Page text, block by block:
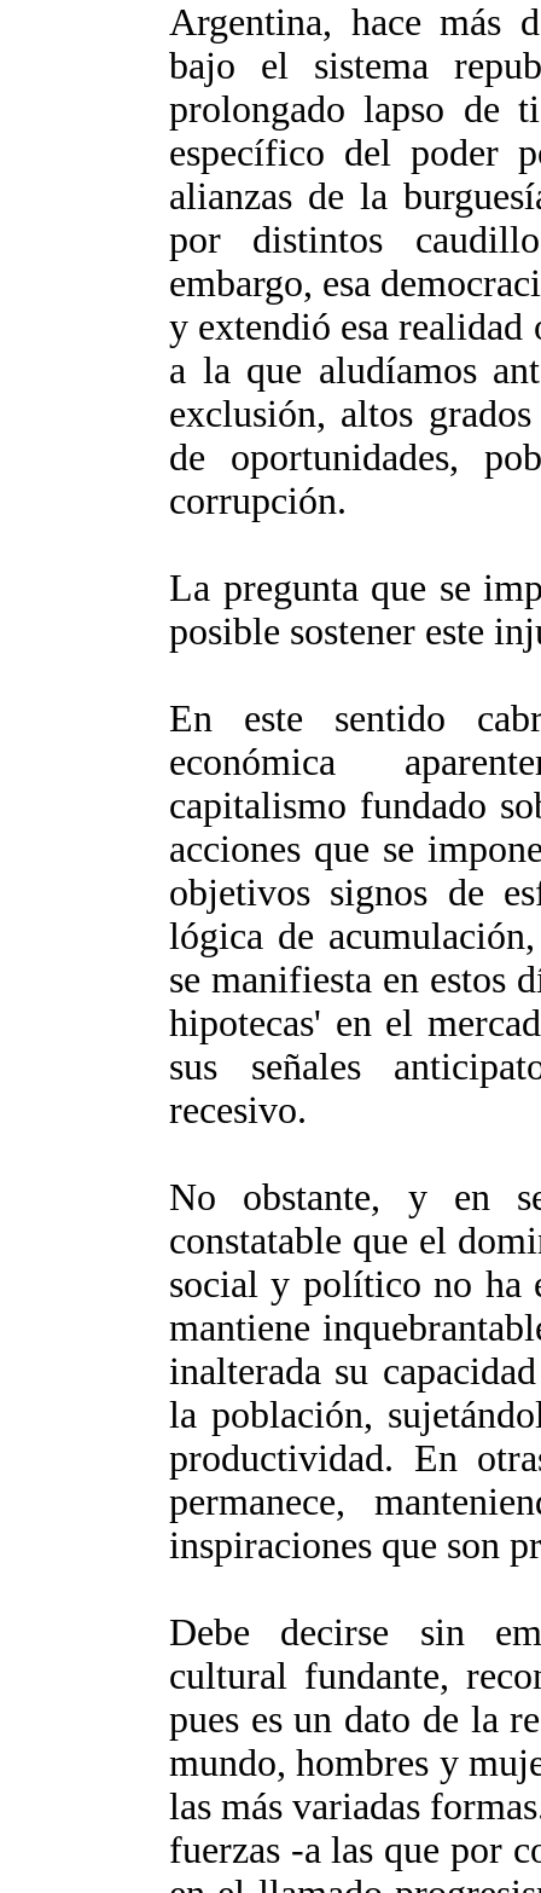
Argentina, hace más
bajo el sistema
prolongado lapso de
específico del poder
alianzas de la
por distintos
embargo, esa
y extendió esa
a la que aludíamos
exclusión, altos
de oportunidades,
corrupción.
La pregunta que se
posible sostener este
En este sentido
económica
capitalismo fundado
acciones que se
objetivos signos de
lógica de
se manifiesta en estos
hipotecas' en el
sus señales
recesivo.
No obstante, y en
constatable que el
social y político no ha
mantiene
inalterada su
la población,
productividad. En
permanece,
inspiraciones que son
Debe decirse sin
cultural fundante,
pues es un dato de la
mundo, hombres y
las más variadas
fuerzas -a las que por